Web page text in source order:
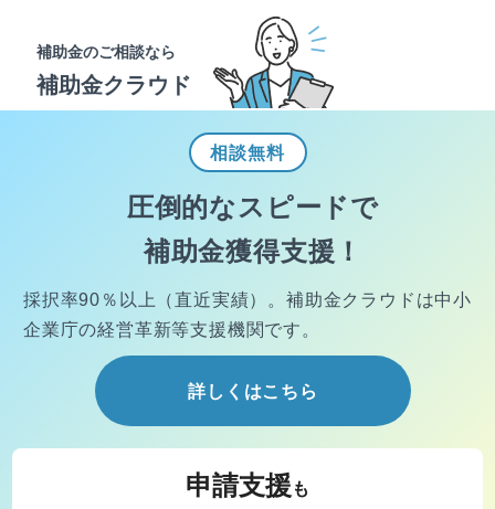
補助金のご相談なら
補助金クラウド
相談無料
圧倒的なスピードで
補助金獲得支援！
採択率90％以上（直近実績）。 補助金クラウドは中小
企業庁の経営革新等支援機関です。
詳しくはこちら
申請支援 も